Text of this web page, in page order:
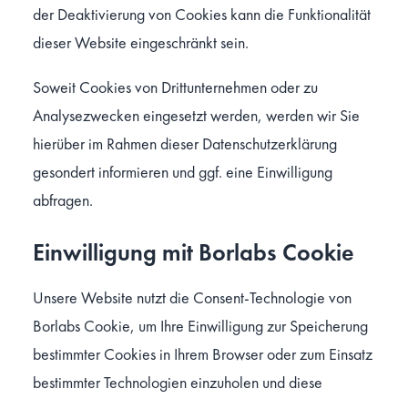
der Deaktivierung von Cookies kann die Funktionalität
dieser Website eingeschränkt sein.
Soweit Cookies von Drittunternehmen oder zu
Analysezwecken eingesetzt werden, werden wir Sie
hierüber im Rahmen dieser Datenschutzerklärung
gesondert informieren und ggf. eine Einwilligung
abfragen.
Einwilligung mit Borlabs Cookie
Unsere Website nutzt die Consent-Technologie von
Borlabs Cookie, um Ihre Einwilligung zur Speicherung
bestimmter Cookies in Ihrem Browser oder zum Einsatz
bestimmter Technologien einzuholen und diese